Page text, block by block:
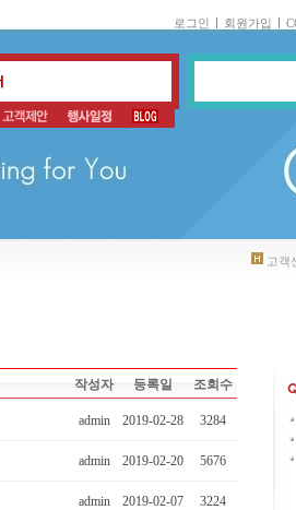
로그인 회원가입
고객
작성자 등록일 조회수
admin 2019-02-28 3284
admin 2019-02-20 5676
admin 2019-02-07 3224